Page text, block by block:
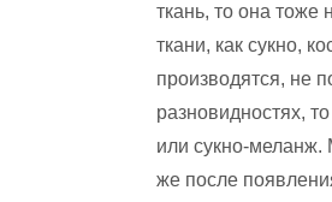
ткань, то она тоже
ткани, как сукно,
производятся, не
разновидностях,
или сукно-
же после